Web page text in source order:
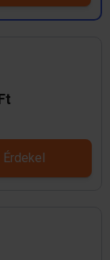
Érdekel